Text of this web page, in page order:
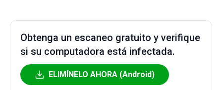
Obtenga un escaneo gratuito y verifique
si su computadora está infectada.
ELIMÍNELO AHORA (Android)